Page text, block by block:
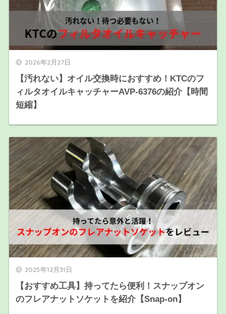
2026年2月27日
【汚れない】オイル交換時におすすめ！KTCのフ
ィルタオイルキャッチャーAVP-6376の紹介【時間
短縮】
2025年12月31日
【おすすめ工具】持ってたら便利！スナップオン
のフレアナットソケットを紹介【Snap-on】